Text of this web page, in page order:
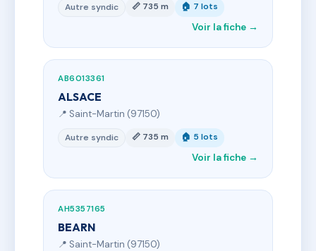
Autre syndic 📏 735 m 🏠 7 lots
Voir la fiche →
AB6013361
ALSACE
📍 Saint-Martin (97150)
Autre syndic 📏 735 m 🏠 5 lots
Voir la fiche →
AH5357165
BEARN
📍 Saint-Martin (97150)